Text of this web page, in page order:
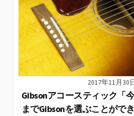
2017年11月30
Gibsonアコースティック「
までGibsonを選ぶことがで